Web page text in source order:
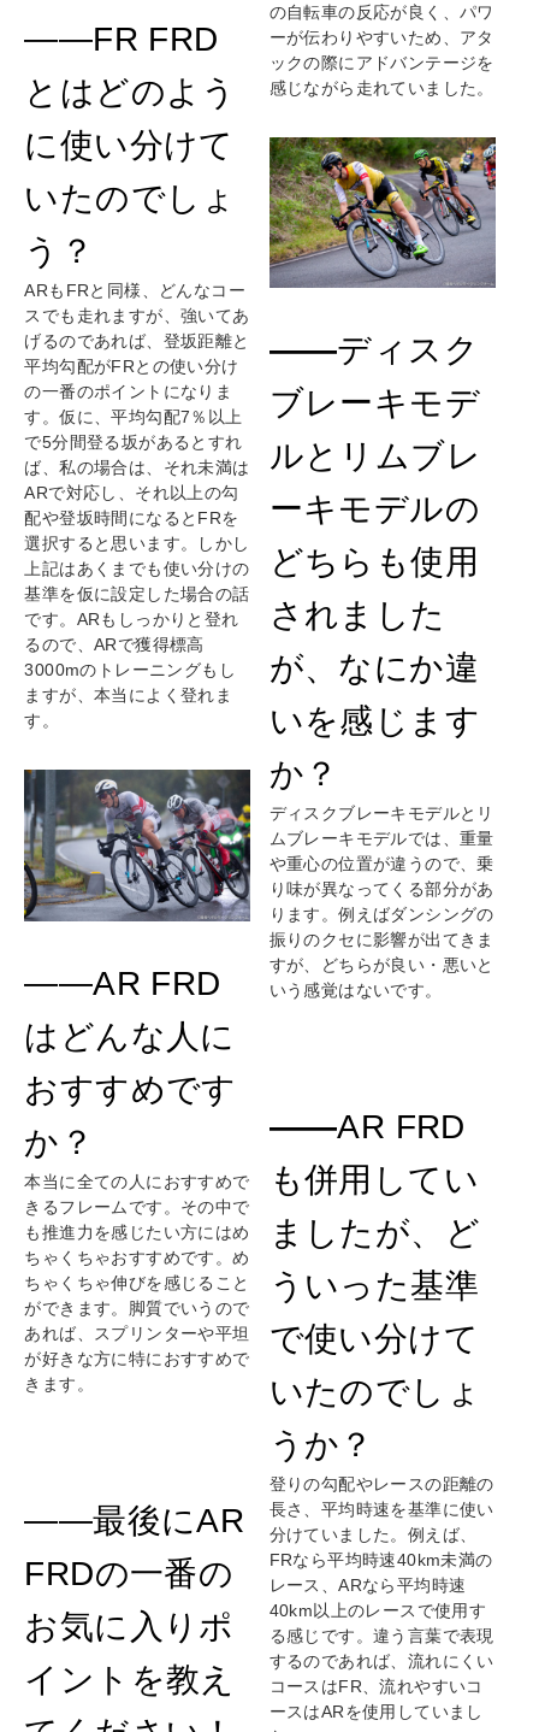
——FR FRD
とはどのよう
に使い分けて
いたのでしょ
う？
ARもFRと同様、どんなコー
スでも走れますが、強いてあ
げるのであれば、登坂距離と
平均勾配がFRとの使い分け
の一番のポイントになりま
す。仮に、平均勾配7％以上
で5分間登る坂があるとすれ
ば、私の場合は、それ未満は
ARで対応し、それ以上の勾
配や登坂時間になるとFRを
選択すると思います。しかし
上記はあくまでも使い分けの
基準を仮に設定した場合の話
です。ARもしっかりと登れ
るので、ARで獲得標高
3000mのトレーニングもし
ますが、本当によく登れま
す。
——AR FRD
はどんな人に
おすすめです
か？
本当に全ての人におすすめで
きるフレームです。その中で
も推進力を感じたい方にはめ
ちゃくちゃおすすめです。め
ちゃくちゃ伸びを感じること
ができます。脚質でいうので
あれば、スプリンターや平坦
が好きな方に特におすすめで
きます。
——最後にAR
FRDの一番の
お気に入りポ
イントを教え
の自転車の反応が良く、パワ
ーが伝わりやすいため、アタ
ックの際にアドバンテージを
感じながら走れていました。
――ディスク
ブレーキモデ
ルとリムブレ
ーキモデルの
どちらも使用
されました
が、なにか違
いを感じます
か？
ディスクブレーキモデルとリ
ムブレーキモデルでは、重量
や重心の位置が違うので、乗
り味が異なってくる部分があ
ります。例えばダンシングの
振りのクセに影響が出てきま
すが、どちらが良い・悪いと
いう感覚はないです。
――AR FRD
も併用してい
ましたが、ど
ういった基準
で使い分けて
いたのでしょ
うか？
登りの勾配やレースの距離の
長さ、平均時速を基準に使い
分けていました。例えば、
FRなら平均時速40km未満の
レース、ARなら平均時速
40km以上のレースで使用す
る感じです。違う言葉で表現
するのであれば、流れにくい
コースはFR、流れやすいコ
ースはARを使用していまし